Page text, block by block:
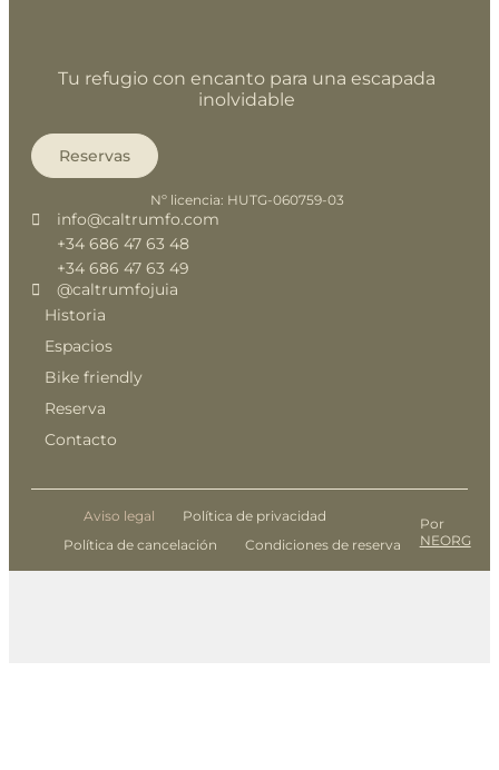
Tu refugio con encanto para una escapada
inolvidable
Historia
Espacios
Bike friendly
Reserva
Contacto
info@caltrumfo.com
+34 686 47 63 48
+34 686 47 63 49
@caltrumfojuia
Nº licencia: HUTG-060759-03
Reservas
Aviso legal
Política de privacidad
Política de cancelación
Condiciones de reserva
Por
NEORG